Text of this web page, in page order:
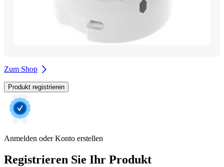
Zum Shop
Produkt registrieren
Anmelden oder Konto erstellen
Registrieren Sie Ihr Produkt